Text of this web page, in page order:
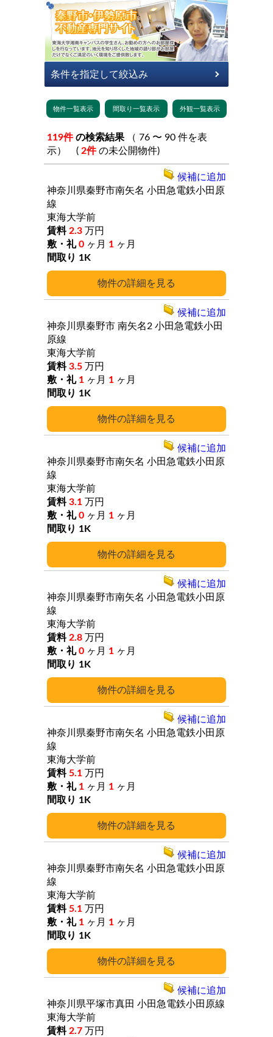
119件 の検索結果
示） ( 2件 の未公開物件)
詳細
神奈川県秦野市南矢名 小田急電鉄小田原
線
東海大学前
2.3 万円
0 ヶ月 1 ヶ月
1K
候補に追加
詳細
神奈川県秦野市 南矢名2 小田急電鉄小田
原線
東海大学前
3.5 万円
1 ヶ月 1 ヶ月
1K
候補に追加
詳細
神奈川県秦野市南矢名 小田急電鉄小田原
線
東海大学前
3.1 万円
0 ヶ月 1 ヶ月
1K
候補に追加
詳細
神奈川県秦野市南矢名 小田急電鉄小田原
線
東海大学前
2.8 万円
0 ヶ月 1 ヶ月
1K
候補に追加
詳細
神奈川県秦野市南矢名 小田急電鉄小田原
線
東海大学前
5.1 万円
1 ヶ月 1 ヶ月
1K
候補に追加
詳細
神奈川県秦野市南矢名 小田急電鉄小田原
線
東海大学前
5.1 万円
1 ヶ月 1 ヶ月
1K
候補に追加
神奈川県平塚市真田 小田急電鉄小田原線
東海大学前
2.7 万円
候補に追加